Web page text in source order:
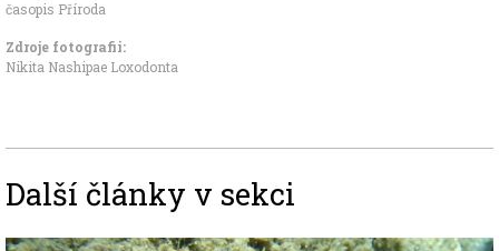
časopis Příroda
Zdroje fotografii:
Nikita Nashipae Loxodonta
Další články v sekci